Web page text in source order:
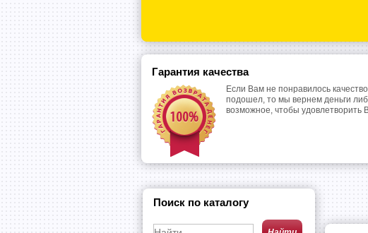
Гарантия качества
Если Вам не понравилось
подошел, то мы вернем деньги
возможное, чтобы удовлетворить
Поиск по каталогу